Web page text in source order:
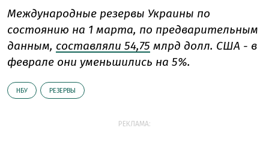
Международные резервы Украины по
состоянию на 1 марта, по предварительным
данным, составляли 54,75 млрд долл. США - в
феврале они уменьшились на 5%.
НБУ РЕЗЕРВЫ
РЕКЛАМА: